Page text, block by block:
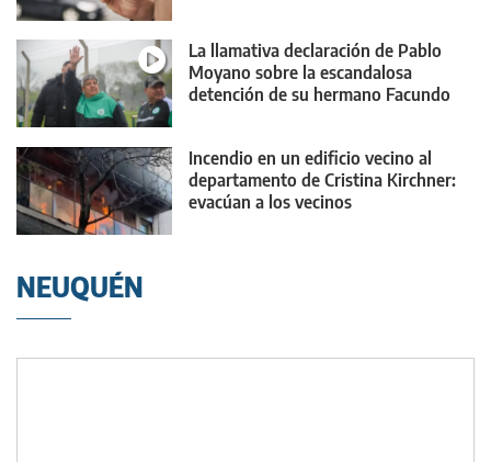
La llamativa declaración de Pablo
Moyano sobre la escandalosa
detención de su hermano Facundo
Incendio en un edificio vecino al
departamento de Cristina Kirchner:
evacúan a los vecinos
NEUQUÉN